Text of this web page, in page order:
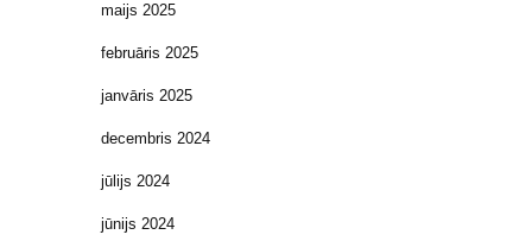
maijs 2025
februāris 2025
janvāris 2025
decembris 2024
jūlijs 2024
jūnijs 2024